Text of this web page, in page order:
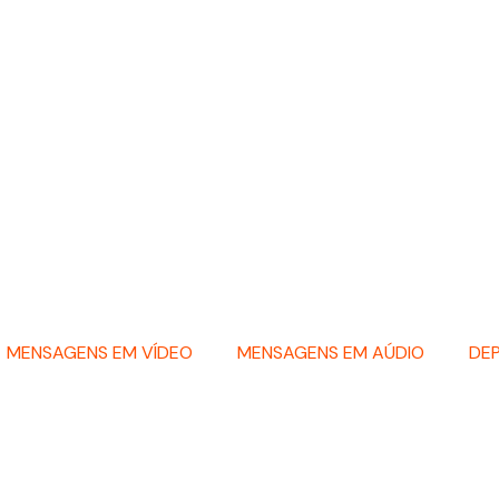
MENSAGENS EM VÍDEO MENSAGENS EM AÚDIO